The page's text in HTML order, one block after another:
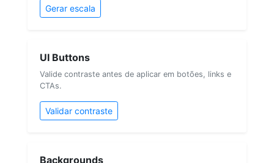
Gerar escala
UI Buttons
Valide contraste antes de aplicar em botões, links e
CTAs.
Validar contraste
Backgrounds